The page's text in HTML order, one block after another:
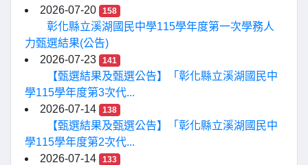
2026-07-20
158
彰化縣立溪湖國民中學115學年度第一次學務人
力甄選結果(公告)
2026-07-23
141
【甄選結果及甄選公告】「彰化縣立溪湖國民中
學115學年度第3次代...
2026-07-14
138
【甄選結果及甄選公告】「彰化縣立溪湖國民中
學115學年度第2次代...
2026-07-14
133